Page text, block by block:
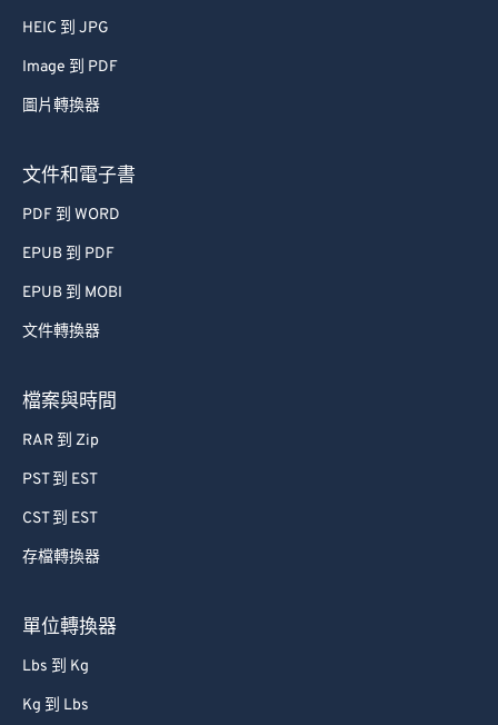
HEIC 到 JPG
Image 到 PDF
圖片轉換器
文件和電子書
PDF 到 WORD
EPUB 到 PDF
EPUB 到 MOBI
文件轉換器
檔案與時間
RAR 到 Zip
PST 到 EST
CST 到 EST
存檔轉換器
單位轉換器
Lbs 到 Kg
Kg 到 Lbs